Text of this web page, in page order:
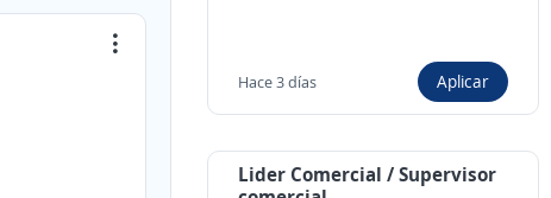
Hace 3 días Aplicar
Lider Comercial / Supervisor